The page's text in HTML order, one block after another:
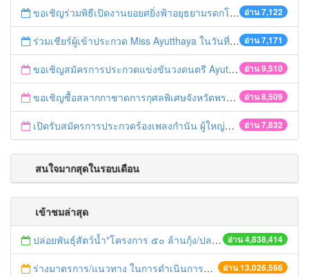
อ่าน 7,122
ขอเชิญร่วมพิธีเปิดงานยอยศยิ่งฟ้าอยุธยามรดกโลก
อ่าน 7,171
ร่วมเชียร์ผู้เข้าประกวด Miss Ayutthaya ในวันที่ 15 ธันวาคม 2560
อ่าน 9,510
ขอเชิญสมัครการประกวดแข่งขันวงดนตรี Ayutthaya battle of the bands
อ่าน 8,509
ขอเชิญซื้อสลากกาชาดการกุศลพิเศษจังหวัดพระนครศรีอยุธยา 2560
อ่าน 7,832
เปิดรับสมัครการประกวดร้องเพลงกำนัน ผู้ใหญ่บ้าน ฯลฯ
สนใจมากสุดในรอบเดือน
เข้าชมล่าสุด
อ่าน 4,838,414
ปล่อยพันธุ์สัตว์น้ำ"โครงการ ๕๐ ล้านกุ้ง/ปลา ฟื้นชีวิตใหม่ให้เจ้าพระยา
อ่าน 13,026,566
ร่างมาตรการ/แนวทาง ในการดำเนินการประกอบการตรวจราชการแบบบูรณาการ